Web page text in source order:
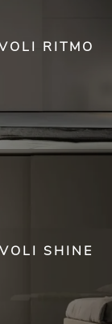
RITMO
SHINE